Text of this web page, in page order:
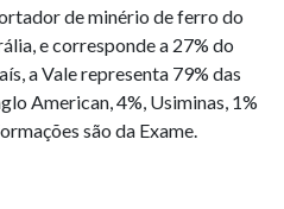
de minério de ferro do
e corresponde a 27% do
a Vale representa 79% das
American, 4%, Usiminas, 1%
são da Exame.